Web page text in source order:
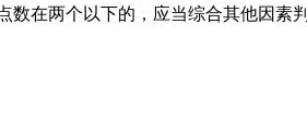
在两个以下的，应当综合其他因素